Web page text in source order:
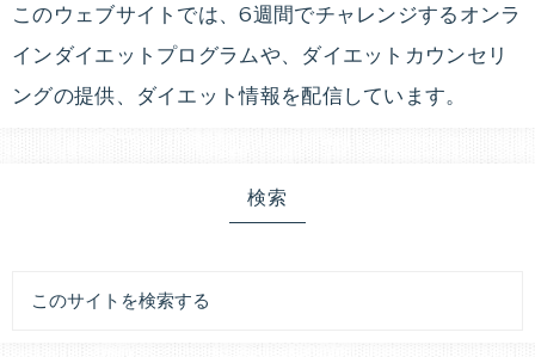
このウェブサイトでは、6週間でチャレンジするオンラ
インダイエットプログラムや、ダイエットカウンセリ
ングの提供、ダイエット情報を配信しています。
検索